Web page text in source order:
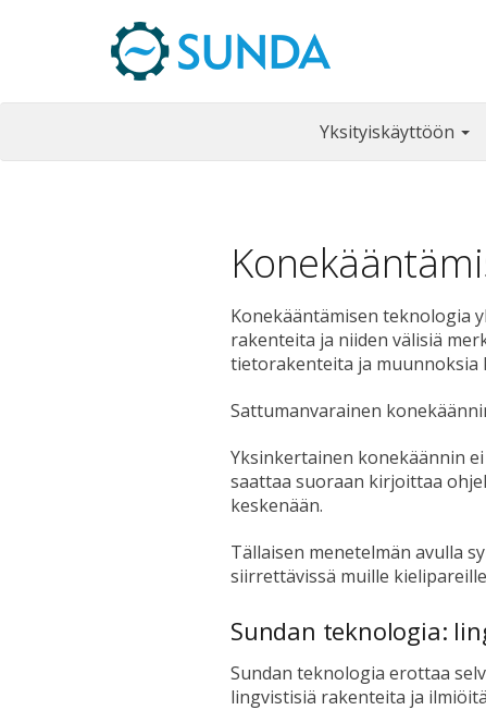
Yksityiskäyttöön
Konekääntämisen teknologia
rakenteita ja niiden välisiä
tietorakenteita ja muunnoksia
Sattumanvarainen
Yksinkertainen konekäännin
saattaa suoraan kirjoittaa
keskenään.
Tällaisen menetelmän avulla
siirrettävissä muille
Sundan teknologia:
Sundan teknologia erottaa
lingvistisiä rakenteita ja